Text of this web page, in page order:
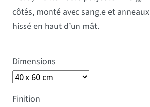
côtés, monté avec sangle et
hissé en haut d’un mât.
Dimensions
Finition